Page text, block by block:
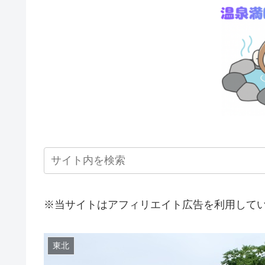
※当サイトはアフィリエイト広告を利用して
東北